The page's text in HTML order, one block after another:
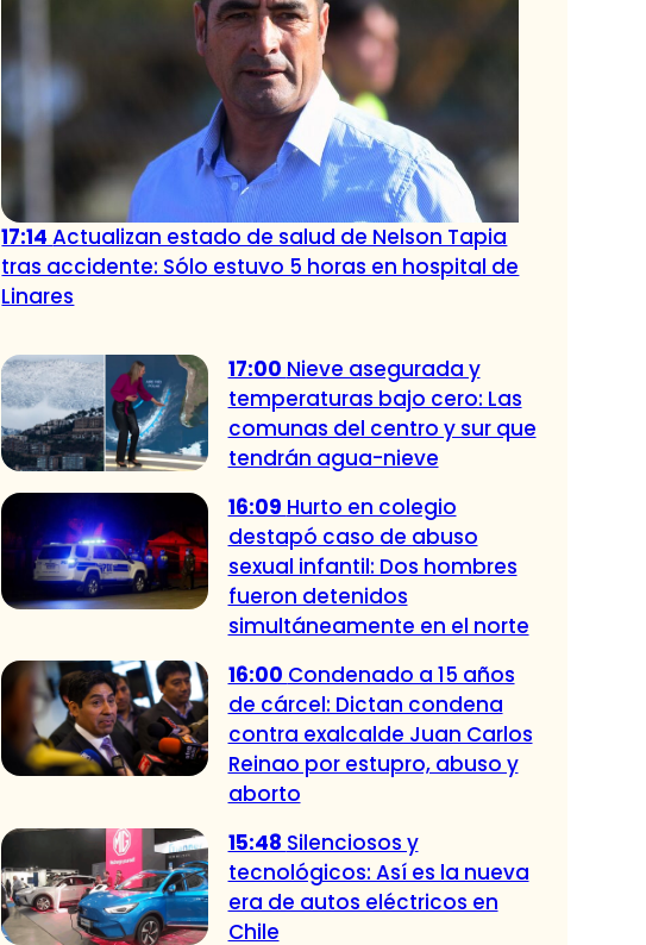
17:14Actualizan estado de salud de Nelson Tapia
tras accidente: Sólo estuvo 5 horas en hospital de
Linares
17:00 Nieve asegurada y
temperaturas bajo cero: Las
comunas del centro y sur que
tendrán agua-nieve
16:09 Hurto en colegio
destapó caso de abuso
sexual infantil: Dos hombres
fueron detenidos
simultáneamente en el norte
16:00 Condenado a 15 años
de cárcel: Dictan condena
contra exalcalde Juan Carlos
Reinao por estupro, abuso y
aborto
15:48 Silenciosos y
tecnológicos: Así es la nueva
era de autos eléctricos en
Chile